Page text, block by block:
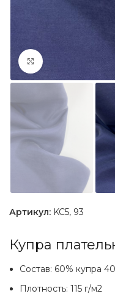
Артикул: KC5, 93
Купра
Состав: 60% купра
Плотность: 115 г/м2